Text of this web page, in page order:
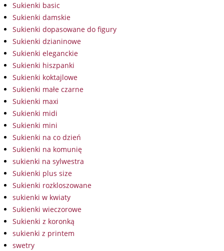
Sukienki basic
Sukienki damskie
Sukienki dopasowane do figury
Sukienki dzianinowe
Sukienki eleganckie
Sukienki hiszpanki
Sukienki koktajlowe
Sukienki małe czarne
Sukienki maxi
Sukienki midi
Sukienki mini
Sukienki na co dzień
Sukienki na komunię
sukienki na sylwestra
Sukienki plus size
Sukienki rozkloszowane
sukienki w kwiaty
Sukienki wieczorowe
Sukienki z koronką
sukienki z printem
swetry